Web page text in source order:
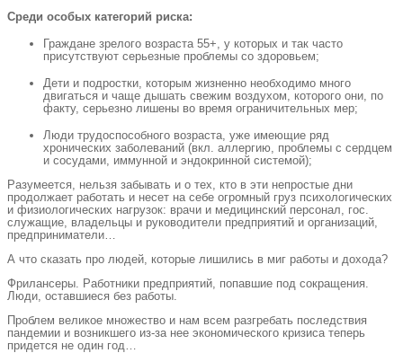
Среди особых категорий риска:
Граждане зрелого возраста 55+, у которых и так часто
присутствуют серьезные проблемы со здоровьем;
Дети и подростки, которым жизненно необходимо много
двигаться и чаще дышать свежим воздухом, которого они, по
факту, серьезно лишены во время ограничительных мер;
Люди трудоспособного возраста, уже имеющие ряд
хронических заболеваний (вкл. аллергию, проблемы с сердцем
и сосудами, иммунной и эндокринной системой);
Разумеется, нельзя забывать и о тех, кто в эти непростые дни
продолжает работать и несет на себе огромный груз психологических
и физиологических нагрузок: врачи и медицинский персонал, гос.
служащие, владельцы и руководители предприятий и организаций,
предприниматели…
А что сказать про людей, которые лишились в миг работы и дохода?
Фрилансеры. Работники предприятий, попавшие под сокращения.
Люди, оставшиеся без работы.
Проблем великое множество и нам всем разгребать последствия
пандемии и возникшего из-за нее экономического кризиса теперь
придется не один год…